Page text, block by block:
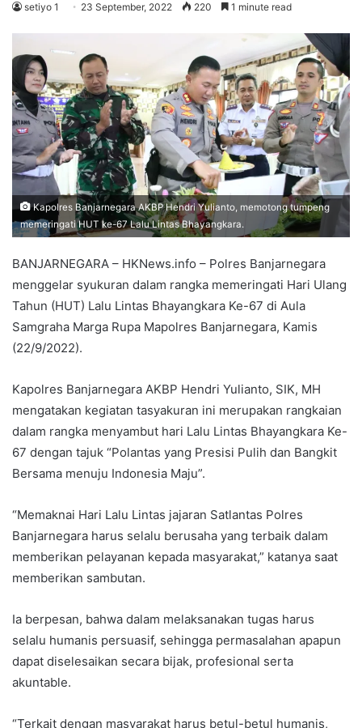
setiyo 1 23 September, 2022 220 1 minute read
Kapolres Banjarnegara AKBP Hendri Yulianto, memotong tumpeng
memeringati HUT ke-67 Lalu Lintas Bhayangkara.
BANJARNEGARA – HKNews.info – Polres Banjarnegara
menggelar syukuran dalam rangka memeringati Hari Ulang
Tahun (HUT) Lalu Lintas Bhayangkara Ke-67 di Aula
Samgraha Marga Rupa Mapolres Banjarnegara, Kamis
(22/9/2022).
Kapolres Banjarnegara AKBP Hendri Yulianto, SIK, MH
mengatakan kegiatan tasyakuran ini merupakan rangkaian
dalam rangka menyambut hari Lalu Lintas Bhayangkara Ke-
67 dengan tajuk “Polantas yang Presisi Pulih dan Bangkit
Bersama menuju Indonesia Maju”.
“Memaknai Hari Lalu Lintas jajaran Satlantas Polres
Banjarnegara harus selalu berusaha yang terbaik dalam
memberikan pelayanan kepada masyarakat,” katanya saat
memberikan sambutan.
Ia berpesan, bahwa dalam melaksanakan tugas harus
selalu humanis persuasif, sehingga permasalahan apapun
dapat diselesaikan secara bijak, profesional serta
akuntable.
“Terkait dengan masyarakat harus betul-betul humanis,